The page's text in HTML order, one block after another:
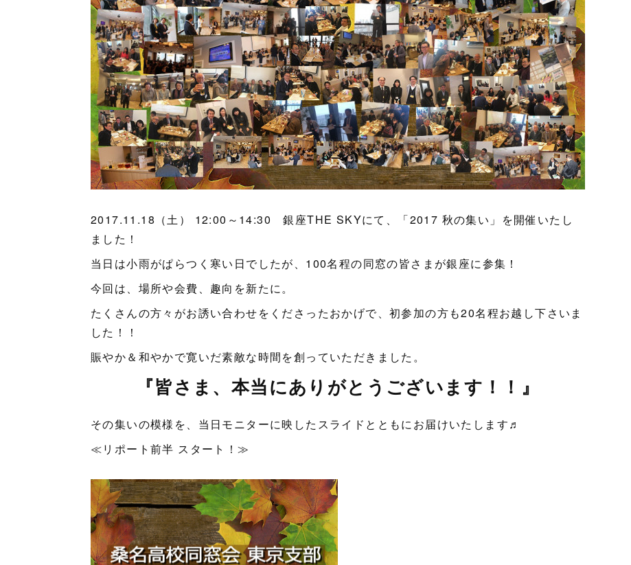
2017.11.18（土） 12:00～14:30 銀座THE SKYにて、「2017 秋の集い」を開催いたし
ました！
当日は小雨がぱらつく寒い日でしたが、100名程の同窓の皆さまが銀座に参集！
今回は、場所や会費、趣向を新たに。
たくさんの方々がお誘い合わせをくださったおかげで、初参加の方も20名程お越し下さいま
した！！
賑やか＆和やかで寛いだ素敵な時間を創っていただきました。
『皆さま、本当にありがとうございます！！』
その集いの模様を、当日モニターに映したスライドとともにお届けいたします♬
≪リポート前半 スタート！≫